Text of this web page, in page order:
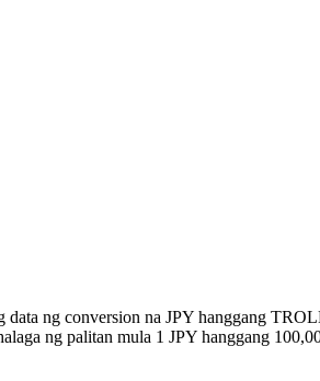
data ng conversion na JPY hanggang
ng palitan mula 1 JPY hanggang